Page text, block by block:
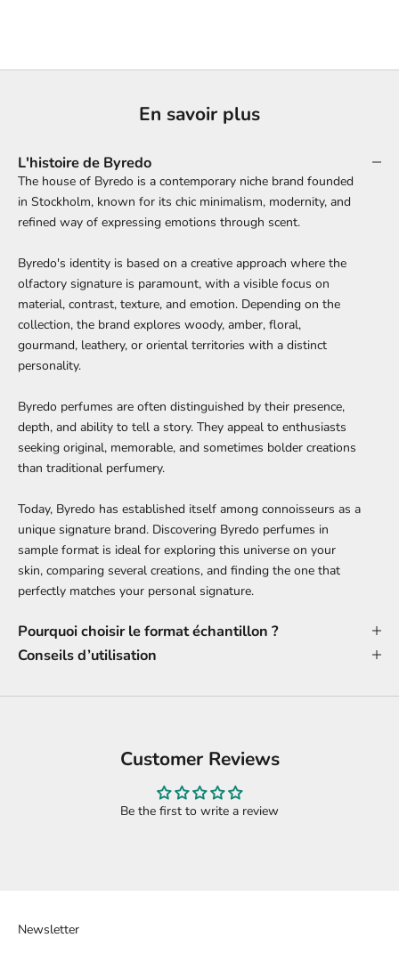
En savoir plus
L'histoire de Byredo
The house of Byredo is a contemporary niche brand founded
in Stockholm, known for its chic minimalism, modernity, and
refined way of expressing emotions through scent.
Byredo's identity is based on a creative approach where the
olfactory signature is paramount, with a visible focus on
material, contrast, texture, and emotion. Depending on the
collection, the brand explores woody, amber, floral,
gourmand, leathery, or oriental territories with a distinct
personality.
Byredo perfumes are often distinguished by their presence,
depth, and ability to tell a story. They appeal to enthusiasts
seeking original, memorable, and sometimes bolder creations
than traditional perfumery.
Today, Byredo has established itself among connoisseurs as a
unique signature brand. Discovering Byredo perfumes in
sample format is ideal for exploring this universe on your
skin, comparing several creations, and finding the one that
perfectly matches your personal signature.
Pourquoi choisir le format échantillon ?
Conseils d’utilisation
Customer Reviews
Be the first to write a review
Newsletter